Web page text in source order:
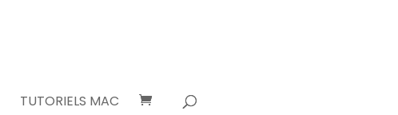
TUTORIELS MAC